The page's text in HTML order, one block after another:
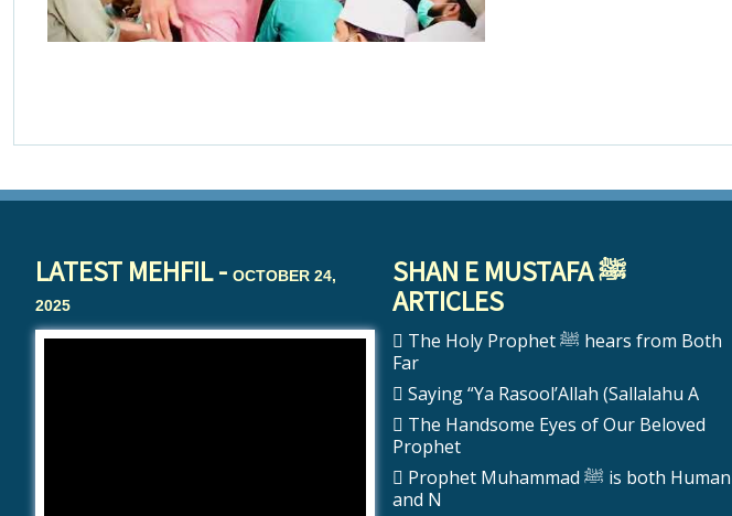
LATEST MEHFIL - OCTOBER 24,
2025
SHAN E MUSTAFA ﷺ
ARTICLES
The Holy Prophet ﷺ hears from Both
Far
Saying “Ya Rasool’Allah (Sallalahu A
The Handsome Eyes of Our Beloved
Prophet
Prophet Muhammad ﷺ is both Human
and N